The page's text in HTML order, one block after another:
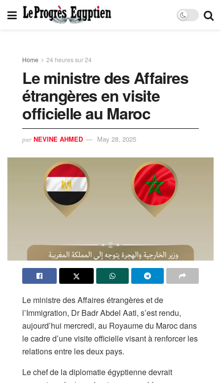
Home 24 heures sur 24
Le ministre des Affaires
étrangères en visite
officielle au Maroc
par NEVINE AHMED May 28, 2025
Le ministre des Affaires étrangères et de
l’Immigration, Dr Badr Abdel Aati, s’est rendu,
aujourd’hui mercredi, au Royaume du Maroc dans
le cadre d’une visite officielle visant à renforcer les
relations entre les deux pays.
Le chef de la diplomatie égyptienne devrait